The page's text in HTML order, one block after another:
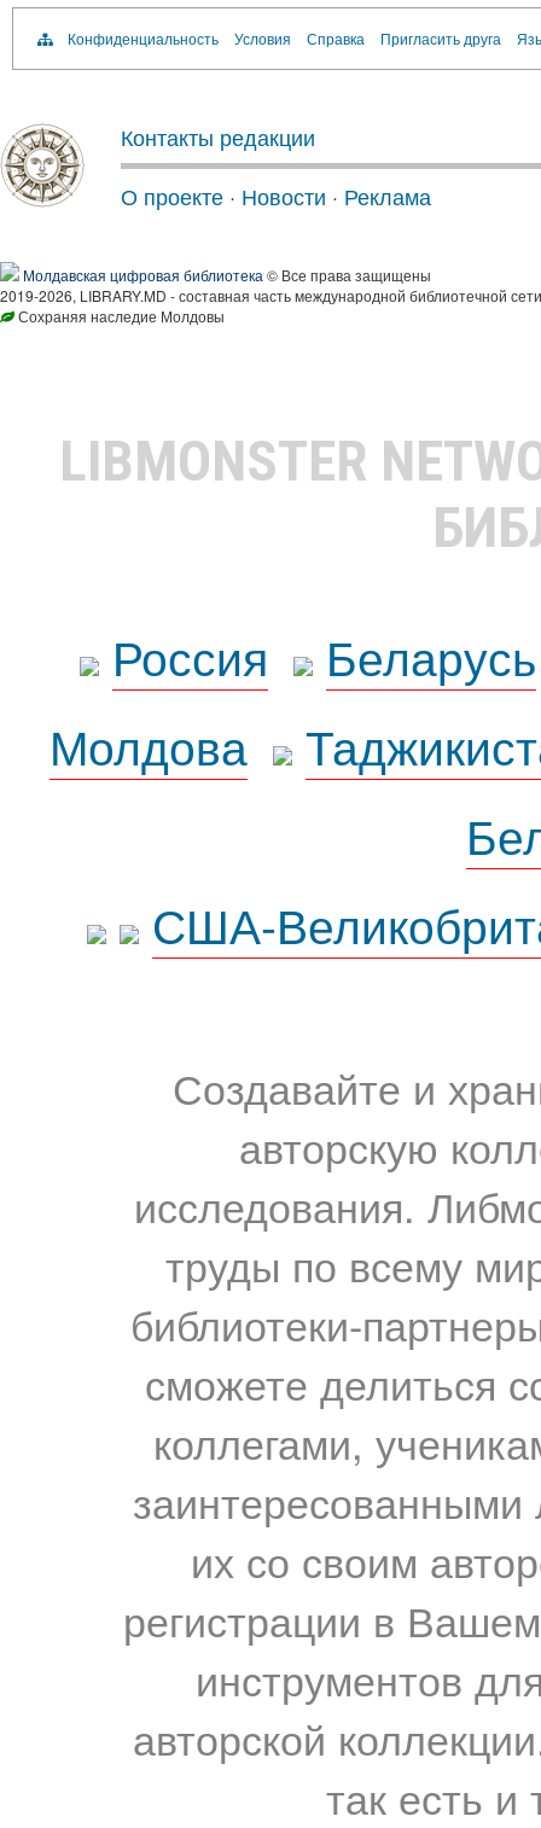
Конфиденциальность Условия Справка Пригласить друга
Контакты редакции
О проекте · Новости · Реклама
Молдавская цифровая библиотека © Все права защищены
2019-2026, LIBRARY.MD - составная часть международной библиотечной
Сохраняя наследие Молдовы
LIBMONSTER
Россия
Беларусь
Молдова
США-
Создавайте и
авторскую
исследования.
труды по всему
библиотеки-
сможете делиться
коллегами,
их со своим
регистрации в
инструментов
авторской
так есть и